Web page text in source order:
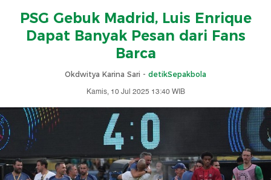
PSG Gebuk Madrid, Luis Enrique
Dapat Banyak Pesan dari Fans
Barca
Okdwitya Karina Sari - detikSepakbola
Kamis, 10 Jul 2025 13:40 WIB